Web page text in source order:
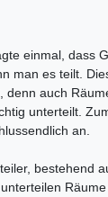
einmal, dass
man es teilt.
denn auch
unterteilt.
an.
bestehend